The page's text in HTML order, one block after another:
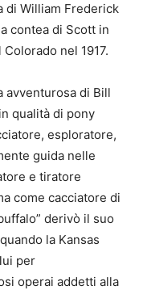
di William Frederick
contea di Scott in
nel 1917.
avventurosa di Bill
qualità di pony
esploratore,
guida nelle
e tiratore
come cacciatore di
derivò il suo
la Kansas
per
operai addetti alla